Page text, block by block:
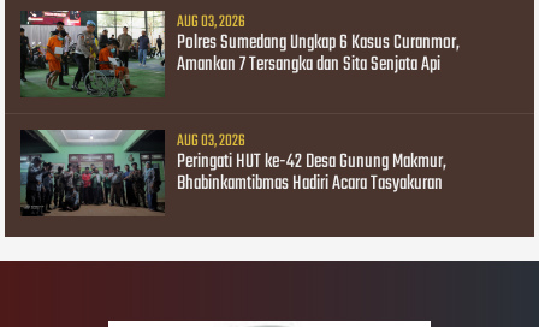
AUG 03, 2026
Polres Sumedang Ungkap 6 Kasus Curanmor,
Amankan 7 Tersangka dan Sita Senjata Api
AUG 03, 2026
Peringati HUT ke-42 Desa Gunung Makmur,
Bhabinkamtibmas Hadiri Acara Tasyakuran